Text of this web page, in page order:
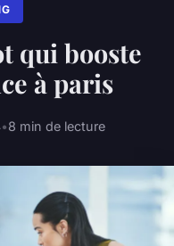
qui booste
à paris
•8 min de lecture